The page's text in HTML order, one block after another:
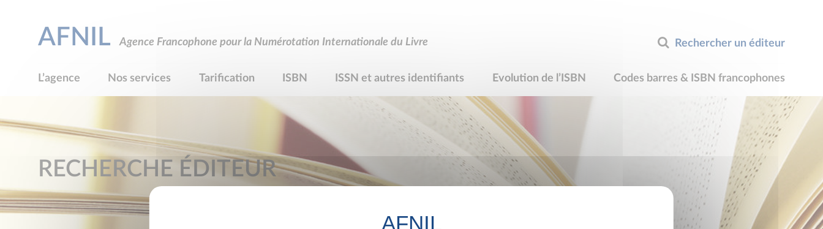
Rechercher un éditeur
AFNIL Agence Francophone pour la Numérotation Internationale du Livre
L’agence Nos services Tarification ISBN ISSN et autres identifiants Evolution de l’ISBN Codes barres & ISBN francophones
RECHERCHE ÉDITEUR